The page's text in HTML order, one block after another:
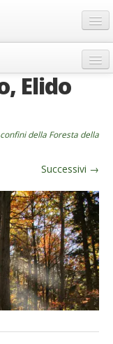
Elido
della Foresta della
Successivi →